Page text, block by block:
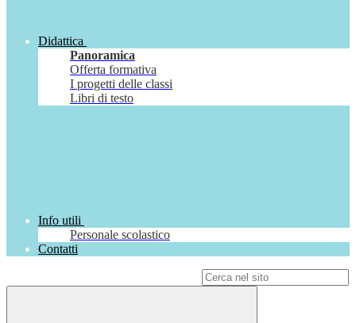
Didattica
Panoramica
Offerta formativa
I progetti delle classi
Libri di testo
Info utili
Personale scolastico
Contatti